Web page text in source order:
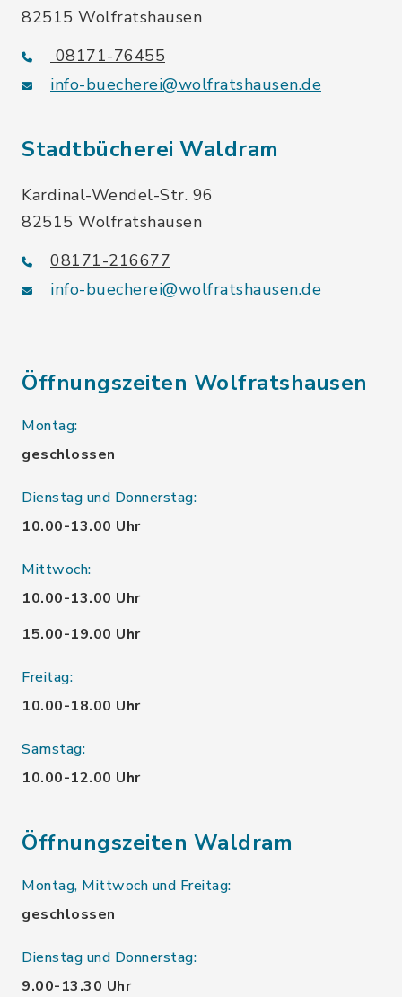
82515 Wolfratshausen
08171-76455
info-buecherei@wolfratshausen.de
Stadtbücherei Waldram
Kardinal-Wendel-Str. 96
82515 Wolfratshausen
08171-216677
info-buecherei@wolfratshausen.de
Öffnungszeiten Wolfratshausen
Montag:
geschlossen
Dienstag und Donnerstag:
10.00-13.00 Uhr
Mittwoch:
10.00-13.00 Uhr
15.00-19.00 Uhr
Freitag:
10.00-18.00 Uhr
Samstag:
10.00-12.00 Uhr
Öffnungszeiten Waldram
Montag, Mittwoch und Freitag:
geschlossen
Dienstag und Donnerstag:
9.00-13.30 Uhr